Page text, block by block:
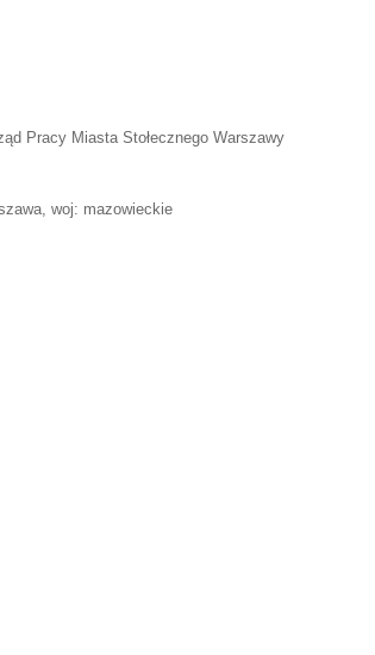
Pracy Miasta Stołecznego Warszawy
woj: mazowieckie